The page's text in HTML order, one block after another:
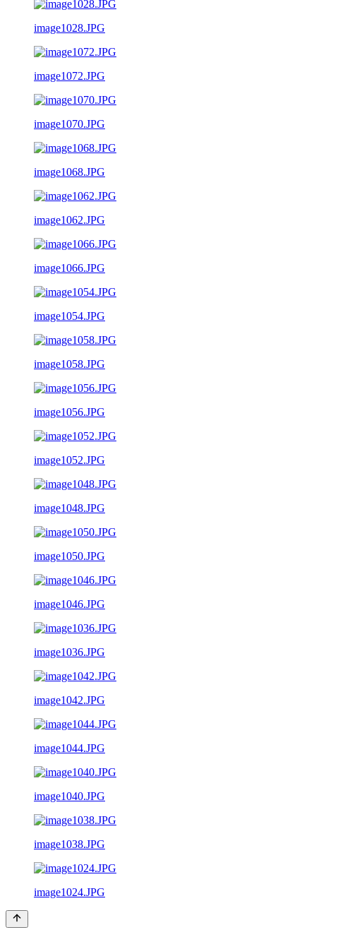
image1028.JPG
image1072.JPG
image1070.JPG
image1068.JPG
image1062.JPG
image1066.JPG
image1054.JPG
image1058.JPG
image1056.JPG
image1052.JPG
image1048.JPG
image1050.JPG
image1046.JPG
image1036.JPG
image1042.JPG
image1044.JPG
image1040.JPG
image1038.JPG
image1024.JPG